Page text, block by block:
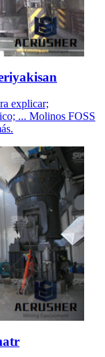
explicar;
... Molinos FOSS